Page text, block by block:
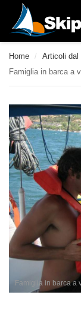
Home / Articoli dal
Famiglia in barca a
Famiglia in barca a